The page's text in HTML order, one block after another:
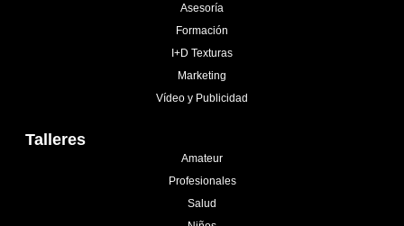
Asesoría
Formación
I+D Texturas
Marketing
Vídeo y Publicidad
Talleres
Amateur
Profesionales
Salud